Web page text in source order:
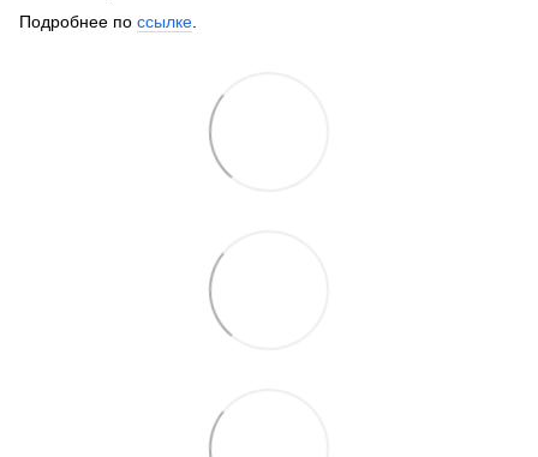
Подробнее по ссылке